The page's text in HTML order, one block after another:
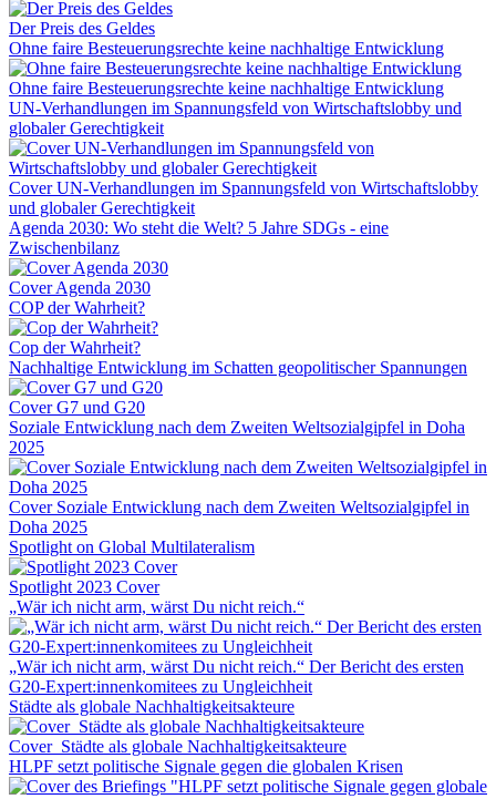
Der Preis des Geldes
Ohne faire Besteuerungsrechte keine nachhaltige Entwicklung
Ohne faire Besteuerungsrechte keine nachhaltige Entwicklung
UN-Verhandlungen im Spannungsfeld von Wirtschaftslobby und
globaler Gerechtigkeit
Cover UN-Verhandlungen im Spannungsfeld von Wirtschaftslobby
und globaler Gerechtigkeit
Agenda 2030: Wo steht die Welt? 5 Jahre SDGs - eine
Zwischenbilanz
Cover Agenda 2030
COP der Wahrheit?
Cop der Wahrheit?
Nachhaltige Entwicklung im Schatten geopolitischer Spannungen
Cover G7 und G20
Soziale Entwicklung nach dem Zweiten Weltsozialgipfel in Doha
2025
Cover Soziale Entwicklung nach dem Zweiten Weltsozialgipfel in
Doha 2025
Spotlight on Global Multilateralism
Spotlight 2023 Cover
„Wär ich nicht arm, wärst Du nicht reich.“
„Wär ich nicht arm, wärst Du nicht reich.“ Der Bericht des ersten
G20-Expert:innenkomitees zu Ungleichheit
Städte als globale Nachhaltigkeitsakteure
Cover_Städte als globale Nachhaltigkeitsakteure
HLPF setzt politische Signale gegen die globalen Krisen